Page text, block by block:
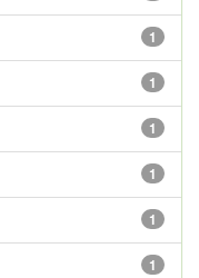
1
1
1
1
1
1